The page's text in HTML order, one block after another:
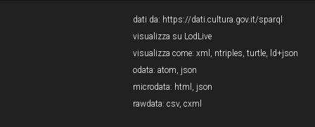
dati da: https://dati.cultura.gov.it/sparql
visualizza su LodLive
visualizza come: xml , ntriples, turtle, ld+json
odata: atom, json
microdata: html , json
rawdata: csv, cxml